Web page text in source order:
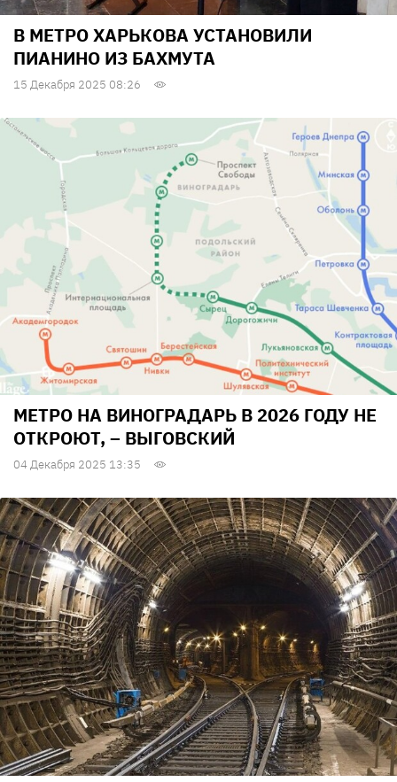
В МЕТРО ХАРЬКОВА УСТАНОВИЛИ
ПИАНИНО ИЗ БАХМУТА
15 Декабря 2025 08:26
МЕТРО НА ВИНОГРАДАРЬ В 2026 ГОДУ НЕ
ОТКРОЮТ, – ВЫГОВСКИЙ
04 Декабря 2025 13:35